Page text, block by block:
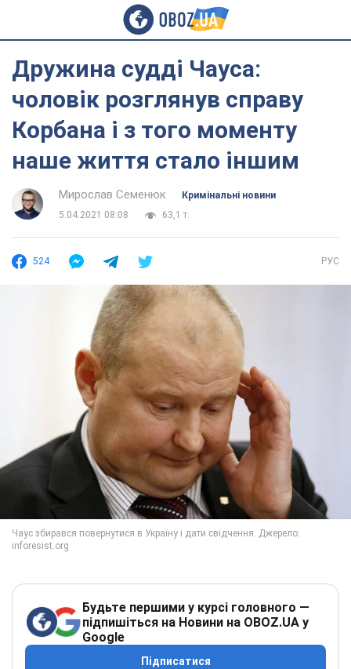
Дружина судді Чауса:
чоловік розглянув справу
Корбана і з того моменту
наше життя стало іншим
Мирослав Семенюк
Кримінальні новини
5.04.2021 08:08
63,1 т.
524 РУС
Будьте першими у курсі головного —
підпишіться на Новини на OBOZ.UA у
Google
Підписатися